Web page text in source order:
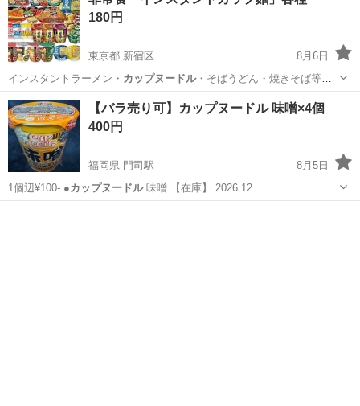
180円
東京都 新宿区
8月6日
インスタントラーメン・ カップヌードル・そばうどん・焼きそば等で
す。メー…
東京 新宿区 インスタントラーメン
【バラ売り可】カップヌードル 味噌×4個
400円
福岡県 門司駅
8月5日
1個辺¥100- ●カップヌードル 味噌 【在庫】 2026.12…